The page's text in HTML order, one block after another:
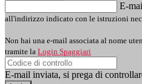
E-
all'indirizzo indicato con le istruzioni
Non hai una e-mail associata al nome
tramite la Login Spaggiari
E-mail inviata, si prega di